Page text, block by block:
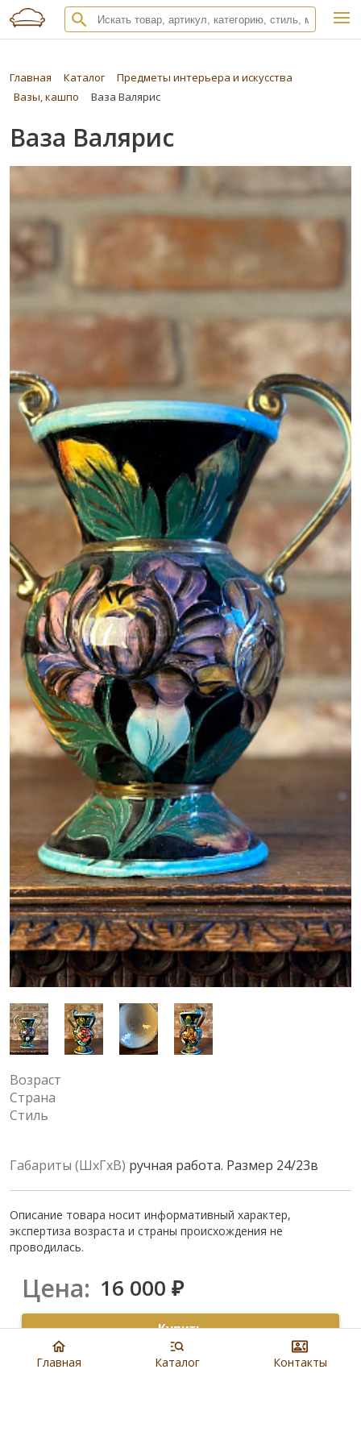
Главная Каталог
Предметы интерьера и искусства
Вазы, кашпо
Ваза Валярис
Ваза Валярис
Возраст
Страна
Стиль
Габариты (ШхГхВ) ручная работа. Размер 24/23в
Описание товара носит информативный характер,
экспертиза возраста и страны происхождения не
проводилась.
Цена: 16 000 ₽
Купить
8 901 279 19 19
Главная Каталог Контакты